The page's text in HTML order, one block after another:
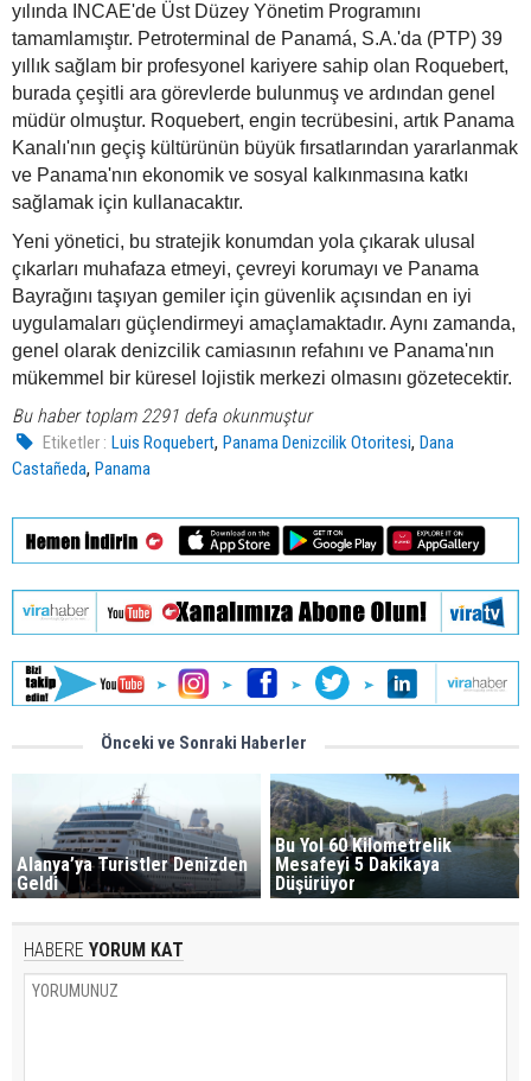
yılında INCAE'de Üst Düzey Yönetim Programını
tamamlamıştır. Petroterminal de Panamá, S.A.'da (PTP) 39
yıllık sağlam bir profesyonel kariyere sahip olan Roquebert,
burada çeşitli ara görevlerde bulunmuş ve ardından genel
müdür olmuştur. Roquebert, engin tecrübesini, artık Panama
Kanalı'nın geçiş kültürünün büyük fırsatlarından yararlanmak
ve Panama'nın ekonomik ve sosyal kalkınmasına katkı
sağlamak için kullanacaktır.
Yeni yönetici, bu stratejik konumdan yola çıkarak ulusal
çıkarları muhafaza etmeyi, çevreyi korumayı ve Panama
Bayrağını taşıyan gemiler için güvenlik açısından en iyi
uygulamaları güçlendirmeyi amaçlamaktadır. Aynı zamanda,
genel olarak denizcilik camiasının refahını ve Panama'nın
mükemmel bir küresel lojistik merkezi olmasını gözetecektir.
Bu haber toplam 2291 defa okunmuştur
Etiketler : Luis Roquebert,Panama Denizcilik Otoritesi,Dana
Castañeda, Panama
Önceki ve Sonraki Haberler
Alanya’ya Turistler Denizden
Geldi
Bu Yol 60 Kilometrelik
Mesafeyi 5 Dakikaya
Düşürüyor
HABERE YORUM KAT